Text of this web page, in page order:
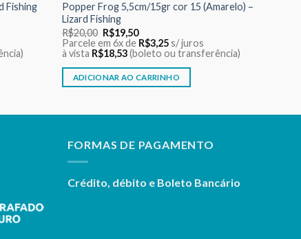
Fishing
Popper Frog 5,5cm/15gr cor 15 (Amarelo) –
Lizard Fishing
R$20,00 O
preço
original
era:
R$20,00.
R$19,50O
preço
atual
é:
R$19,50.
Parcele em 6x de R$3,25s/ juros
à vista R$18,53(boleto ou transferência)
ADICIONAR AO CARRINHO
FORMAS DE PAGAMENTO
Crédito, débito e Boleto Bancário